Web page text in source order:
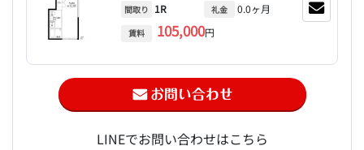
間取り 1R
賃料 105,000円
礼金 0.0ヶ月
LINEでお問い合わせはこちら